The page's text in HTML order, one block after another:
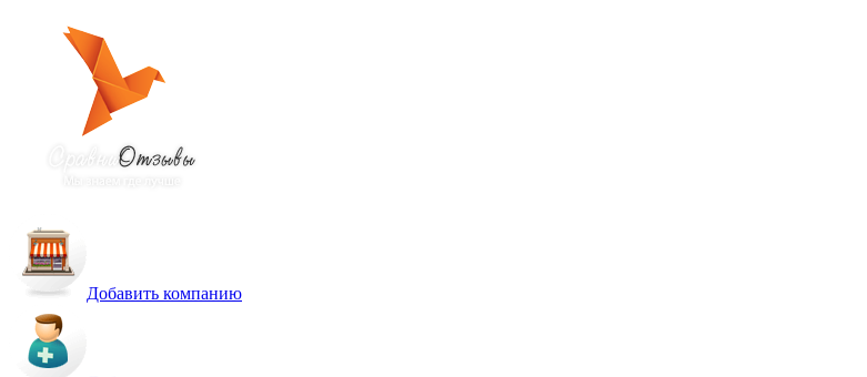
Добавить компанию